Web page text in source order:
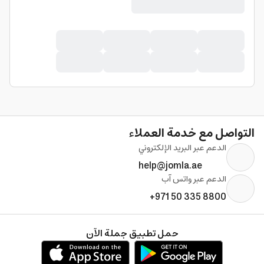
التواصل مع خدمة العملاء
الدعم عبر البريد الإلكتروني
help@jomla.ae
الدعم عبر واتس آب
+971 50 335 8800
حمل تطبيق جملة الآن